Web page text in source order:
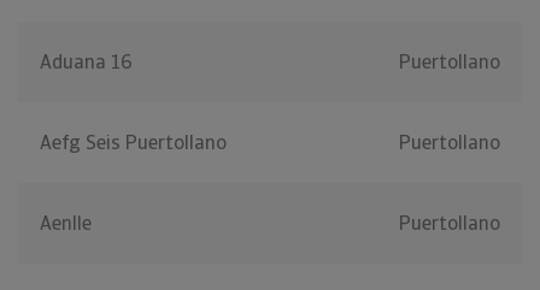
Aduana 16 Puertollano
Aefg Seis Puertollano Puertollano
Aenlle Puertollano